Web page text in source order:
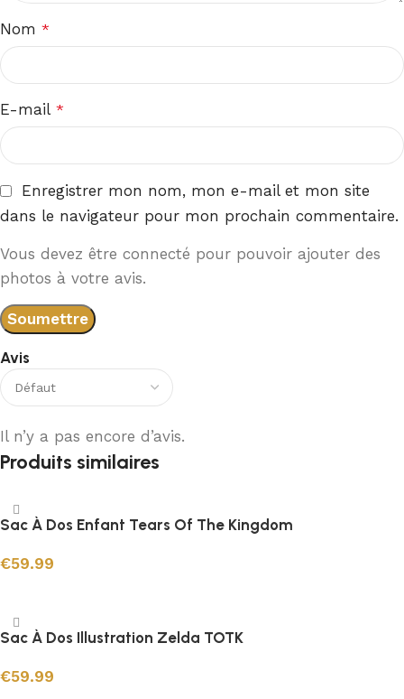
Avis
Il n’y a pas encore d’avis.
Nom *
E-mail *
Enregistrer mon nom, mon e-mail et mon site
dans le navigateur pour mon prochain commentaire.
Vous devez être connecté pour pouvoir ajouter des
photos à votre avis.
Produits similaires
Sac À Dos Enfant Tears Of The Kingdom
€59.99
Sac À Dos Illustration Zelda TOTK
€59.99